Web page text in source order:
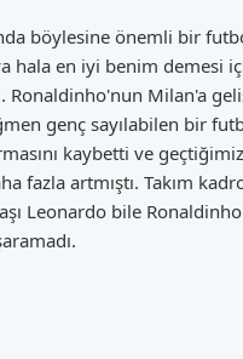
böylesine önemli bir
en iyi benim demesi
Milan'a
genç sayılabilen bir
kaybetti ve
artmıştı. Takım
Leonardo bile